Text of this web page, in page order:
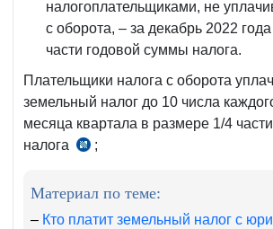
налогоплательщиками, не
с оборота, – за декабрь 2022
части годовой суммы налога.
Плательщики налога с оборота
земельный налог до 10 числа
месяца квартала в размере 1/4
налога
ч.
432
;
Материал по теме:
– Кто платит земельный налог с